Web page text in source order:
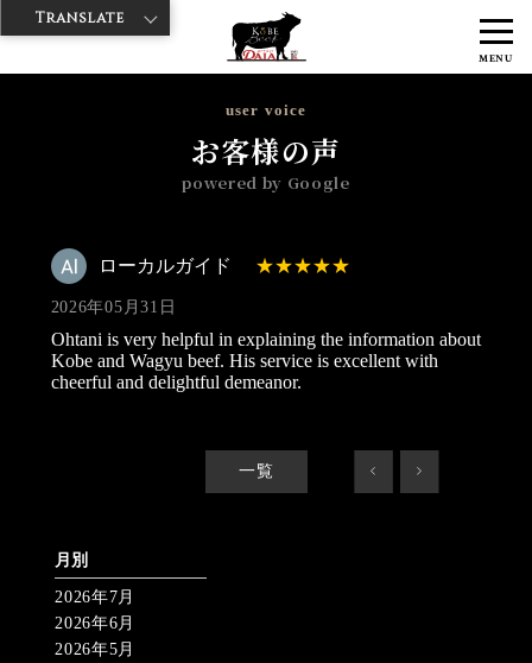
MENU
神戸牛ダイヤ > 神戸牛ダイア 浅草楽天地店
ロー
user voice
お客様の声
powered by Google
ローカルガイド
2026年05月31日
Ohtani is very helpful in explaining the information about
Kobe and Wagyu beef. His service is excellent with
cheerful and delightful demeanor.
一覧 < >
月別
2026年7月
2026年6月
2026年5月
Translate